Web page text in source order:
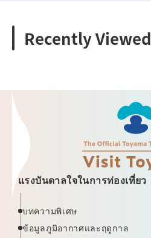
Recently Viewed
แรงบันดาลใจในการท่องเที่ยว
บทความพิเศษ
ข้อมูลภูมิอากาศและฤดูกาล